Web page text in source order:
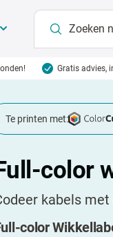
Gratis advies,
Te printen met:
color
kabels
color